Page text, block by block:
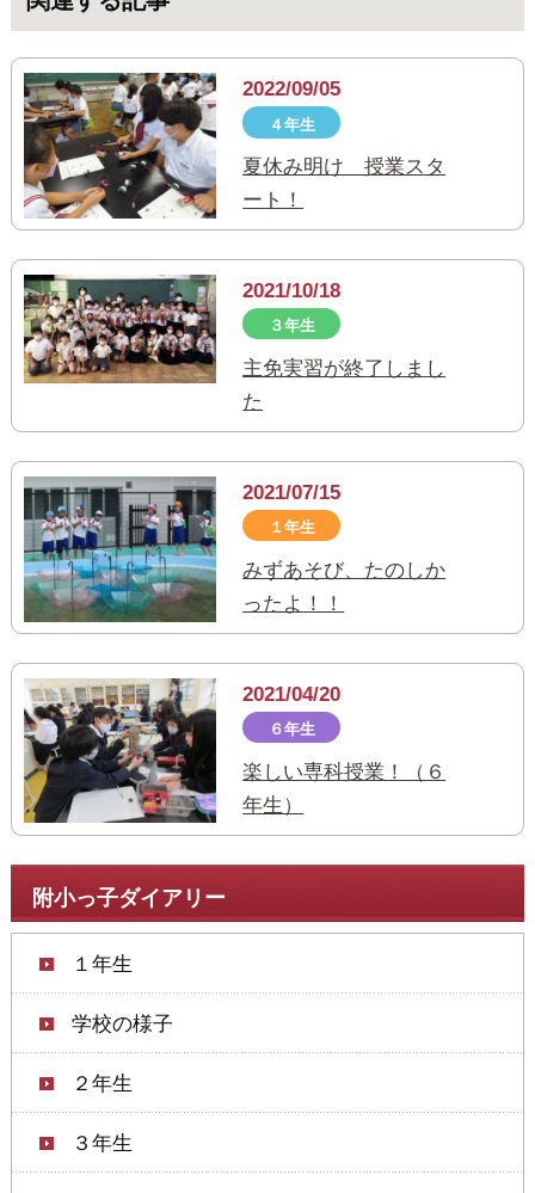
附小っ子ダイアリー
１年生
学校の様子
２年生
３年生
2022/09/05
４年生
夏休み明け 授業スタ
ート！
2021/10/18
３年生
主免実習が終了しまし
た
2021/07/15
１年生
みずあそび、たのしか
ったよ！！
2021/04/20
６年生
楽しい専科授業！（６
年生）